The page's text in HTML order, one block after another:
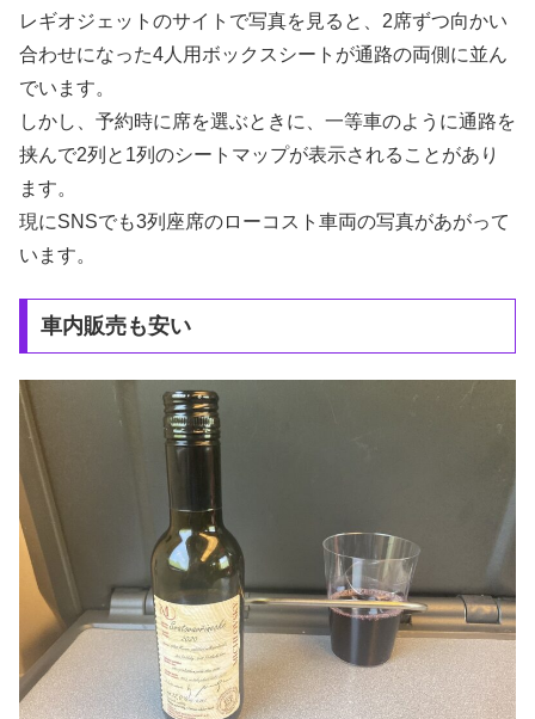
レギオジェットのサイトで写真を見ると、2席ずつ向かい
合わせになった4人用ボックスシートが通路の両側に並ん
でいます。
しかし、予約時に席を選ぶときに、一等車のように通路を
挟んで2列と1列のシートマップが表示されることがあり
ます。
現にSNSでも3列座席のローコスト車両の写真があがって
います。
車内販売も安い